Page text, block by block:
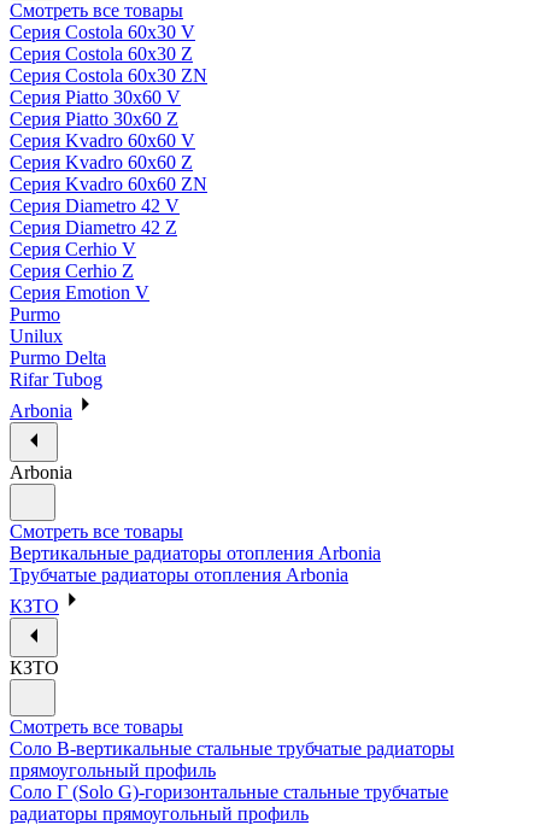
Смотреть все товары
Серия Costola 60х30 V
Серия Costola 60х30 Z
Серия Costola 60х30 ZN
Серия Piatto 30х60 V
Серия Piatto 30х60 Z
Серия Kvadro 60х60 V
Серия Kvadro 60х60 Z
Серия Kvadro 60х60 ZN
Серия Diametro 42 V
Серия Diametro 42 Z
Серия Cerhio V
Серия Cerhio Z
Серия Emotion V
Purmo
Unilux
Purmo Delta
Rifar Tubog
Arbonia
Arbonia
Смотреть все товары
Вертикальные радиаторы отопления Arbonia
Трубчатые радиаторы отопления Arbonia
КЗТО
КЗТО
Смотреть все товары
Соло В-вертикальные стальные трубчатые радиаторы
прямоугольный профиль
Соло Г (Solo G)-горизонтальные стальные трубчатые
радиаторы прямоугольный профиль